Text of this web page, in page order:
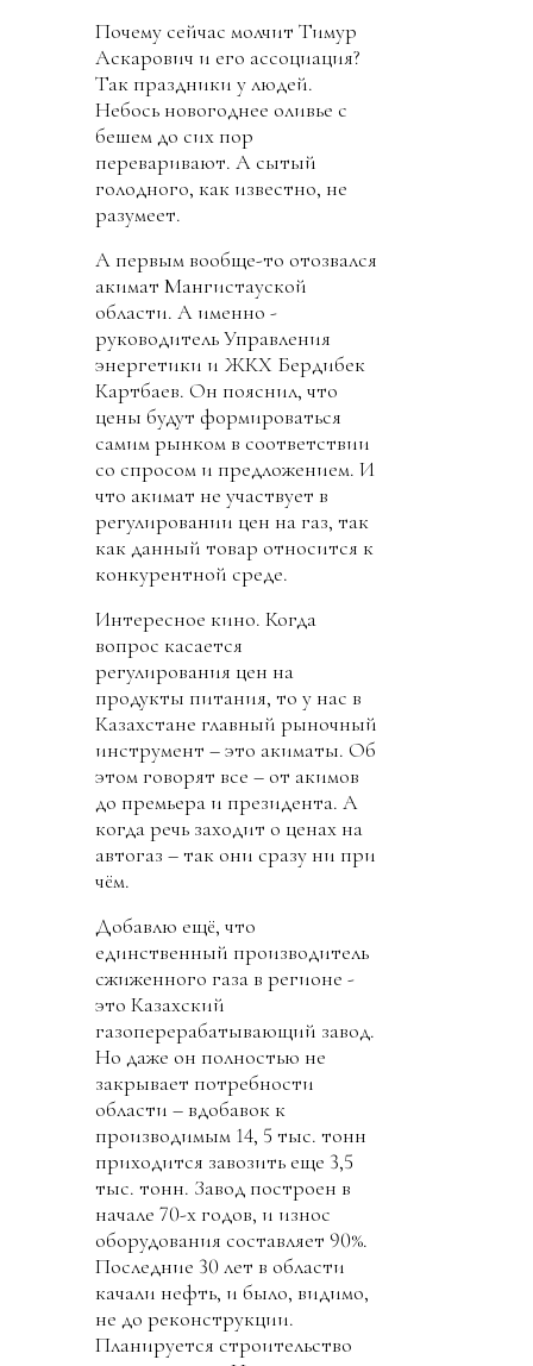
Почему сейчас молчит Тимур
Аскарович и его ассоциация?
Так праздники у людей.
Небось новогоднее оливье с
бешем до сих пор
переваривают. А сытый
голодного, как известно, не
разумеет.
А первым вообще-то отозвался
акимат Мангистауской
области. А именно -
руководитель Управления
энергетики и ЖКХ Бердибек
Картбаев. Он пояснил, что
цены будут формироваться
самим рынком в соответствии
со спросом и предложением. И
что акимат не участвует в
регулировании цен на газ, так
как данный товар относится к
конкурентной среде.
Интересное кино. Когда
вопрос касается
регулирования цен на
продукты питания, то у нас в
Казахстане главный рыночный
инструмент – это акиматы. Об
этом говорят все – от акимов
до премьера и президента. А
когда речь заходит о ценах на
автогаз – так они сразу ни при
чём.
Добавлю ещё, что
единственный производитель
сжиженного газа в регионе -
это Казахский
газоперерабатывающий завод.
Но даже он полностью не
закрывает потребности
области – вдобавок к
производимым 14, 5 тыс. тонн
приходится завозить еще 3,5
тыс. тонн. Завод построен в
начале 70-х годов, и износ
оборудования составляет 90%.
Последние 30 лет в области
качали нефть, и было, видимо,
не до реконструкции.
Планируется строительство